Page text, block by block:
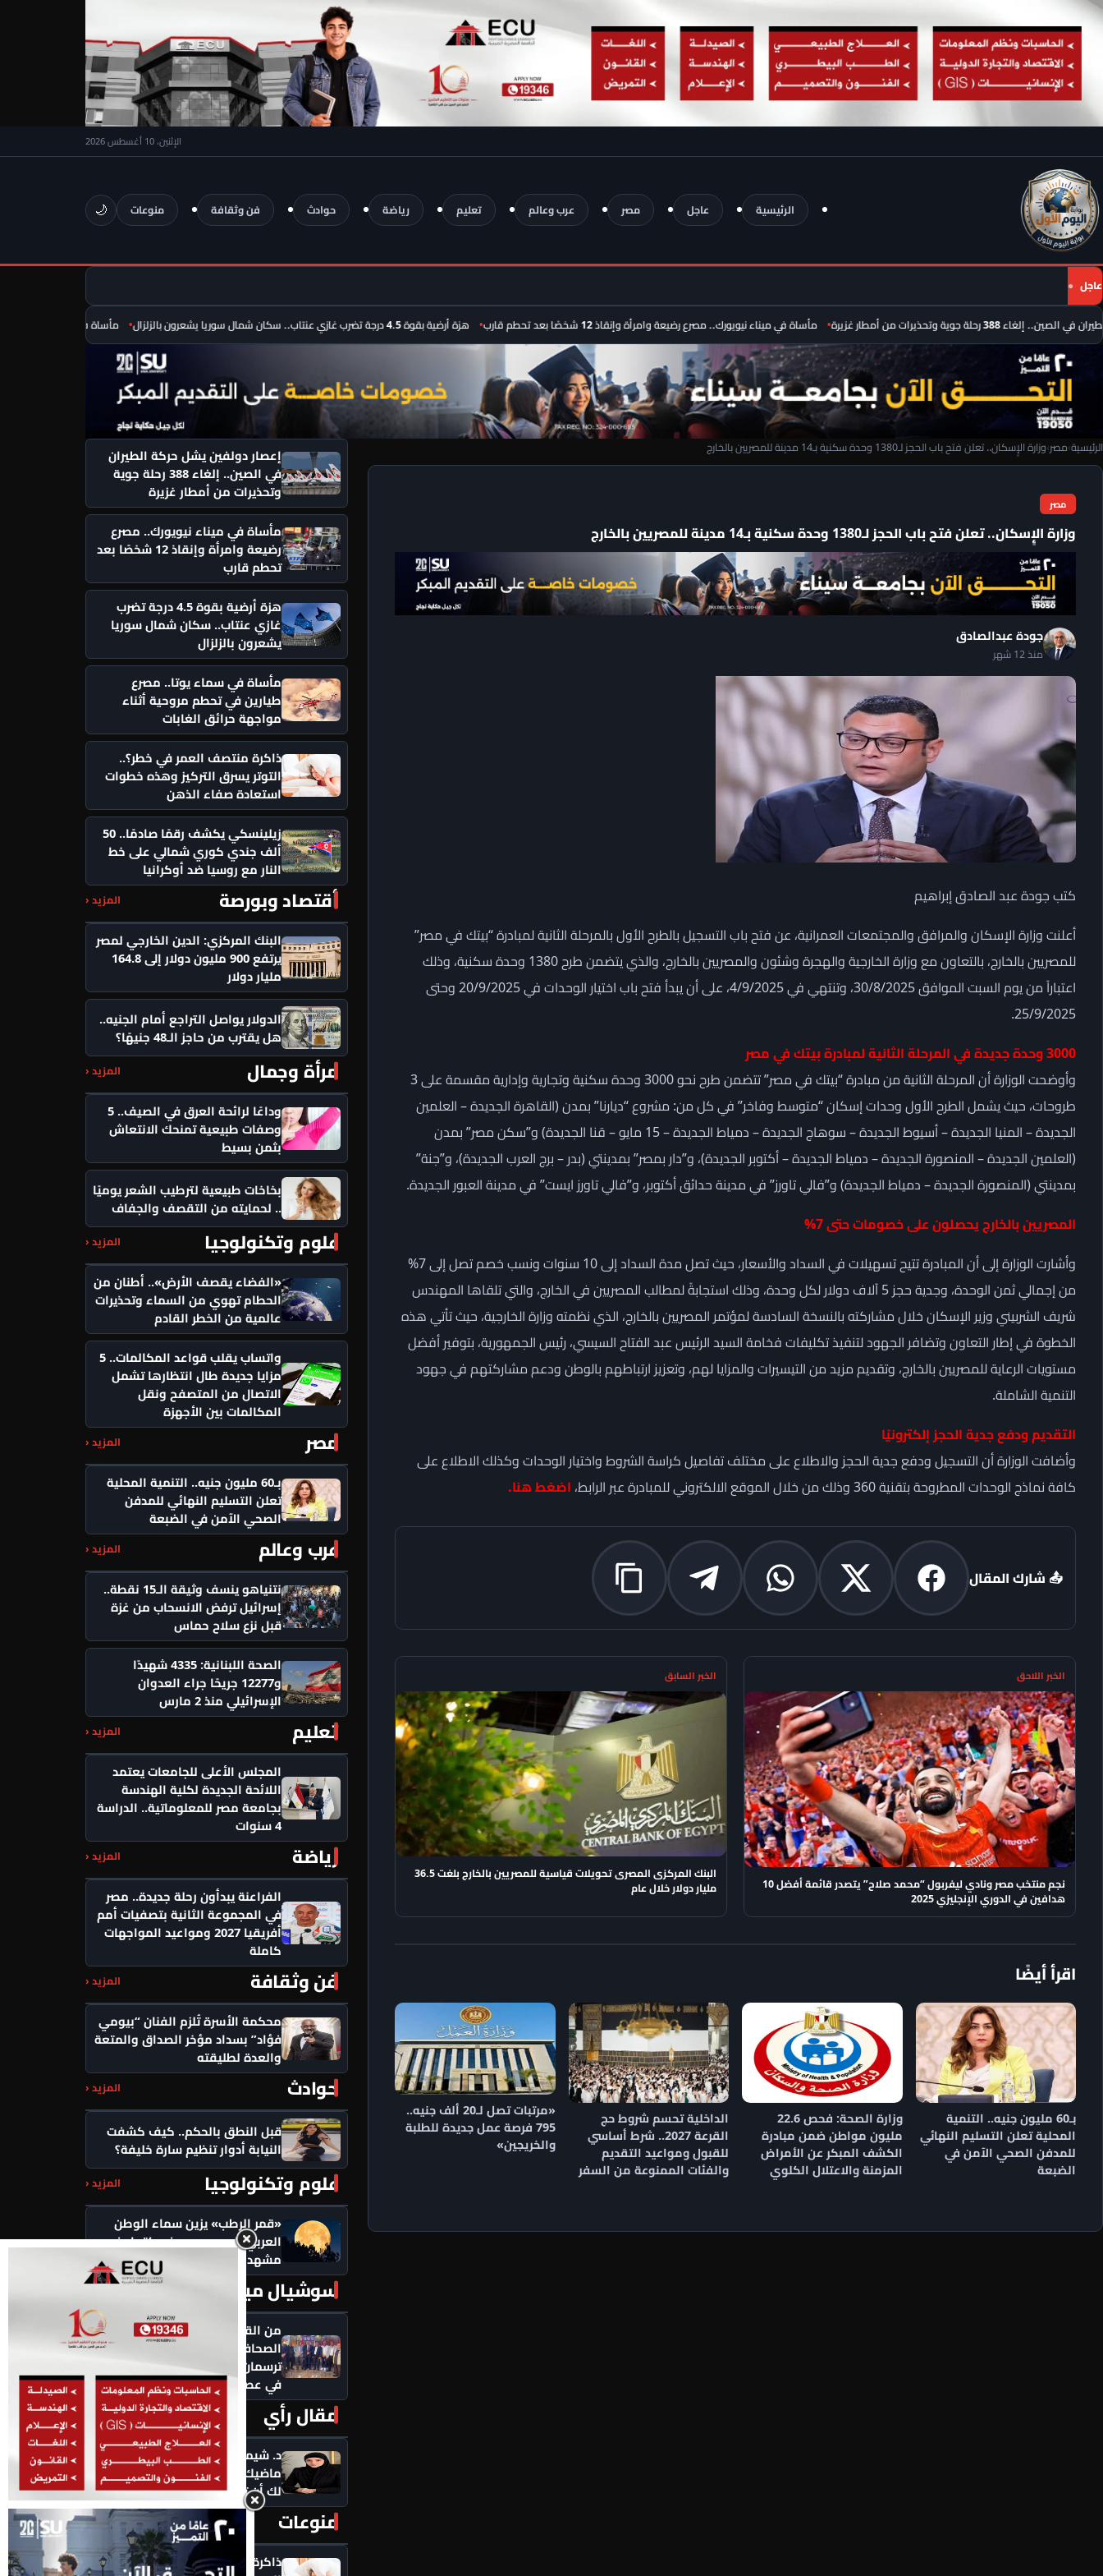
الإثنين، 10 أغسطس 2026
الرئيسية عاجل مصر عرب وعالم تعليم رياضة حوادث فن وثقافة منوعات 🌙
عاجل
وتحذيرات من أمطار غزيرة مأساة في ميناء نيويورك.. مصرع رضيعة وامرأة وإنقاذ 12 شخصًا بعد تحطم قارب هزة أرضية بقوة 4.5 درجة تضرب غازي عنتاب.. سكان شمال سوريا يشعرون بالزلزال مأساة في سماء يوتا.. مصرع
الرئيسية›مصر›وزارة الإٍسكان.. تعلن فتح باب الحجز لـ1380 وحدة سكنية بـ14 مدينة للمصريين بالخارج
مصر
وزارة الإٍسكان.. تعلن فتح باب الحجز لـ1380 وحدة سكنية بـ14 مدينة للمصريين بالخارج
جودة عبدالصادق
منذ 12 شهر
كتب جودة عبد الصادق إبراهيم
أعلنت وزارة الإسكان والمرافق والمجتمعات العمرانية، عن فتح باب التسجيل بالطرح الأول بالمرحلة الثانية لمبادرة “بيتك في مصر”
للمصريين بالخارج، بالتعاون مع وزارة الخارجية والهجرة وشئون والمصريين بالخارج، والذي يتضمن طرح 1380 وحدة سكنية، وذلك
اعتباراً من يوم السبت الموافق 30/8/2025، وتنتهي في 4/9/2025، على أن يبدأ فتح باب اختيار الوحدات في 20/9/2025 وحتى
25/9/2025.
3000 وحدة جديدة في المرحلة الثانية لمبادرة بيتك في مصر
وأوضحت الوزارة أن المرحلة الثانية من مبادرة “بيتك في مصر” تتضمن طرح نحو 3000 وحدة سكنية وتجارية وإدارية مقسمة على 3
طروحات، حيث يشمل الطرح الأول وحدات إسكان “متوسط وفاخر” في كل من: مشروع “ديارنا” بمدن (القاهرة الجديدة – العلمين
الجديدة – المنيا الجديدة – أسيوط الجديدة – سوهاج الجديدة – دمياط الجديدة – 15 مايو – قنا الجديدة) و”سكن مصر” بمدن
(العلمين الجديدة – المنصورة الجديدة – دمياط الجديدة – أكتوبر الجديدة)، و”دار بمصر” بمدينتي (بدر – برج العرب الجديدة)، و”جنة”
بمدينتي (المنصورة الجديدة – دمياط الجديدة) و”فالي تاورز” في مدينة حدائق أكتوبر، و”فالي تاورز ايست” في مدينة العبور الجديدة.
المصريين بالخارج يحصلون على خصومات حتى 7%
وأشارت الوزارة إلى أن المبادرة تتيح تسهيلات في السداد والأسعار، حيث تصل مدة السداد إلى 10 سنوات ونسب خصم تصل إلى 7%
من إجمالي ثمن الوحدة، وجدية حجز 5 آلاف دولار لكل وحدة، وذلك استجابةً لمطالب المصريين في الخارج، والتي تلقاها المهندس
شريف الشربيني وزير الإسكان خلال مشاركته بالنسخة السادسة لمؤتمر المصريين بالخارج، الذي نظمته وزارة الخارجية، حيث تأتي هذه
الخطوة في إطار التعاون وتضافر الجهود لتنفيذ تكليفات فخامة السيد الرئيس عبد الفتاح السيسي، رئيس الجمهورية، بتوفير أفضل
مستويات الرعاية للمصريين بالخارج، وتقديم مزيد من التيسيرات والمزايا لهم، وتعزيز ارتباطهم بالوطن ودعم مشاركتهم في جهود
التنمية الشاملة.
التقديم ودفع جدية الحجز إلكترونيًا
وأضافت الوزارة أن التسجيل ودفع جدية الحجز والاطلاع على مختلف تفاصيل كراسة الشروط واختيار الوحدات وكذلك الاطلاع على
كافة نماذج الوحدات المطروحة بتقنية 360 وذلك من خلال الموقع الالكتروني للمبادرة عبر الرابط،
اضغط هنا.
📤 شارك المقال
الخبر اللاحق
نجم منتخب مصر ونادي ليفربول “محمد صلاح” يتصدر قائمة أفضل 10
هدافين في الدوري الإنجليزي 2025
الخبر السابق
البنك المركزى المصرى تحويلات قياسية للمصريين بالخارج بلغت 36.5
مليار دولار خلال عام
اقرأ أيضًا
بـ60 مليون جنيه.. التنمية
المحلية تعلن التسليم النهائي
للمدفن الصحي الآمن في
الضبعة
وزارة الصحة: فحص 22.6
مليون مواطن ضمن مبادرة
الكشف المبكر عن الأمراض
المزمنة والاعتلال الكلوي
الداخلية تحسم شروط حج
القرعة 2027.. شرط أساسي
للقبول ومواعيد التقديم
والفئات الممنوعة من السفر
«مرتبات تصل لـ20 ألف جنيه..
795 فرصة عمل جديدة للطلبة
والخريجين»
إعصار دولفين يشل حركة الطيران
في الصين.. إلغاء 388 رحلة جوية
وتحذيرات من أمطار غزيرة
مأساة في ميناء نيويورك.. مصرع
رضيعة وامرأة وإنقاذ 12 شخصًا بعد
تحطم قارب
هزة أرضية بقوة 4.5 درجة تضرب
غازي عنتاب.. سكان شمال سوريا
يشعرون بالزلزال
مأساة في سماء يوتا.. مصرع
طيارين في تحطم مروحية أثناء
مواجهة حرائق الغابات
ذاكرة منتصف العمر في خطر؟..
التوتر يسرق التركيز وهذه خطوات
استعادة صفاء الذهن
زيلينسكي يكشف رقمًا صادمًا.. 50
ألف جندي كوري شمالي على خط
النار مع روسيا ضد أوكرانيا
أقتصاد وبورصة المزيد ‹
البنك المركزي: الدين الخارجي لمصر
يرتفع 900 مليون دولار إلى 164.8
مليار دولار
الدولار يواصل التراجع أمام الجنيه..
هل يقترب من حاجز الـ48 جنيهًا؟
مرأة وجمال المزيد ‹
وداعًا لرائحة العرق في الصيف.. 5
وصفات طبيعية تمنحك الانتعاش
بثمن بسيط
بخاخات طبيعية لترطيب الشعر يوميًا
.. لحمايته من التقصف والجفاف
علوم وتكنولوجيا المزيد ‹
«الفضاء يقصف الأرض».. أطنان من
الحطام تهوي من السماء وتحذيرات
عالمية من الخطر القادم
واتساب يقلب قواعد المكالمات.. 5
مزايا جديدة طال انتظارها تشمل
الاتصال من المتصفح ونقل
المكالمات بين الأجهزة
مصر المزيد ‹
بـ60 مليون جنيه.. التنمية المحلية
تعلن التسليم النهائي للمدفن
الصحي الآمن في الضبعة
عرب وعالم المزيد ‹
نتنياهو ينسف وثيقة الـ15 نقطة..
إسرائيل ترفض الانسحاب من غزة
قبل نزع سلاح حماس
الصحة اللبنانية: 4335 شهيدًا
و12277 جريحًا جراء العدوان
الإسرائيلي منذ 2 مارس
تعليم المزيد ‹
المجلس الأعلى للجامعات يعتمد
اللائحة الجديدة لكلية الهندسة
بجامعة مصر للمعلوماتية.. الدراسة
4 سنوات
رياضة المزيد ‹
الفراعنة يبدأون رحلة جديدة.. مصر
في المجموعة الثانية بتصفيات أمم
أفريقيا 2027 ومواعيد المواجهات
كاملة
فن وثقافة المزيد ‹
محكمة الأسرة تُلزم الفنان “بيومي
فؤاد” بسداد مؤخر الصداق والمتعة
والعدة لطليقته
حوادث المزيد ‹
قبل النطق بالحكم.. كيف كشفت
النيابة أدوار تنظيم سارة خليفة؟
علوم وتكنولوجيا المزيد ‹
«قمر الرطب» يزين سماء الوطن
العربي اليوم.. بدر صفر يكتمل في
مشهد فلكي يخطف الأنظار
سوشيال ميديا
من القاهرة إلى عمّان.. نقابتا
الصحافة والطباعة بمصر والأردن
ترسمان ملامح تعاون عمالي جديد
في عصر الذكاء الاصطناعي
مقال رأي المزيد ‹
د. شيماء أحمدين تكتب .. حين يرفض
ماضيك الرقمي أن يمضي: هل يحق
لك أن تبدأ من جديد؟
منوعات المزيد ‹
ذاكرة منتصف العمر في خطر؟..